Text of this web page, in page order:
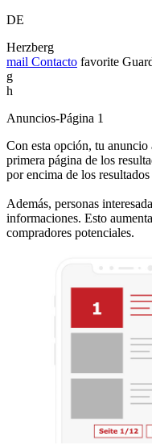
DE
Herzberg
mail Contacto favorite
g
h
Anuncios-Página 1
Con esta opción, tu anuncio
primera página de los
por encima de los
Además, personas
informaciones. Esto
compradores potenciales.